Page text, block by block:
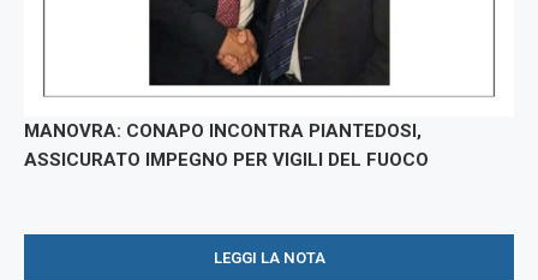
MANOVRA: CONAPO INCONTRA PIANTEDOSI,
ASSICURATO IMPEGNO PER VIGILI DEL FUOCO
LEGGI LA NOTA